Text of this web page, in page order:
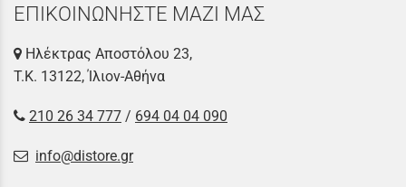
ΕΠΙΚΟΙΝΩΝΗΣΤΕ ΜΑΖΙ ΜΑΣ
Ηλέκτρας Αποστόλου 23,
Τ.Κ. 13122, Ίλιον-Αθήνα
210 26 34 777 / 694 04 04 090
info@distore.gr